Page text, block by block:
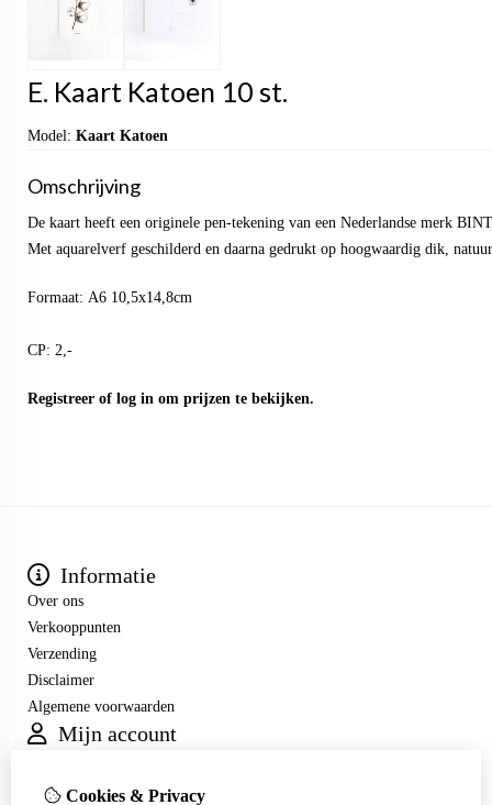
E. Kaart Katoen 10 st.
Model: Kaart Katoen
Omschrijving
De kaart heeft een originele pen-tekening van een Nederlandse merk
Met aquarelverf geschilderd en daarna gedrukt op hoogwaardig dik,
Formaat: A6 10,5x14,8cm
CP: 2,-
Registreer of log in om prijzen te bekijken.
Informatie
Over ons
Verkooppunten
Verzending
Disclaimer
Algemene voorwaarden
Mijn account
Bestelhistorie
Cookies & Privacy